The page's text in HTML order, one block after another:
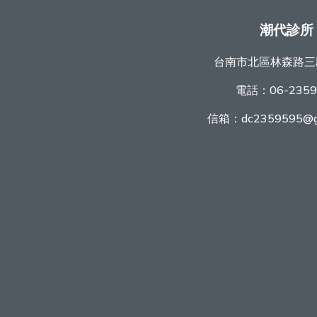
潮代診所
台南市北區林森路
電話： 06-
信箱：